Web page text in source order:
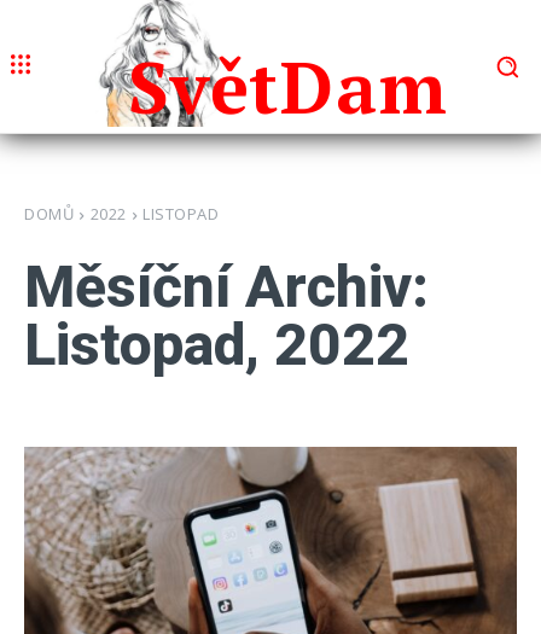
SvětDam
DOMŮ 2022 LISTOPAD
Měsíční Archiv:
Listopad, 2022